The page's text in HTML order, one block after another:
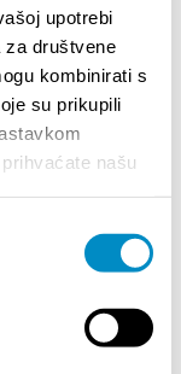
upotrebi
za društvene
kombinirati s
su prikupili
našu
- VAŽNA